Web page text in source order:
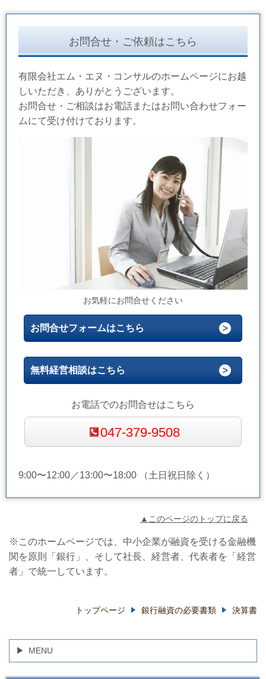
お問合せ・ご依頼はこちら
有限会社エム・エヌ・コンサルのホームページにお越
しいただき、ありがとうございます。
お問合せ・ご相談はお電話またはお問い合わせフォー
ムにて受け付けております。
お気軽にお問合せください
お問合せフォームはこちら
無料経営相談はこちら
お電話でのお問合せはこちら
047-379-9508
9:00〜12:00／13:00〜18:00 （土日祝日除く）
▲このページのトップに戻る
※このホームページでは、中小企業が融資を受ける金融機
関を原則「銀行」、そして社長、経営者、代表者を「経営
者」で統一しています。
トップページ 銀行融資の必要書類 決算書
MENU